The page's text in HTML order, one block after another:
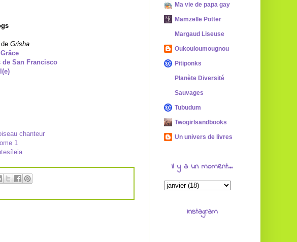
de Grisha
San Francisco
chanteur
1
Ma vie de papa gay
Mamzelle Potter
Margaud Liseuse
Oukouloumougnou
Pitiponks
Planète Diversité
Sauvages
Tubudum
Twogirlsandbooks
Un univers de livres
Il y a un moment...
Instagram